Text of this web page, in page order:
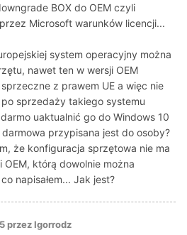
BOX do OEM czyli
Microsoft warunków licencji...
system operacyjny można
nawet ten w wersji OEM
z prawem UE a więc nie
sprzedaży takiego systemu
uaktualnić go do Windows 10
przypisana jest do osoby?
że konfiguracja sprzętowa nie ma
którą dowolnie można
napisałem... Jak jest?
przez Igorrodz